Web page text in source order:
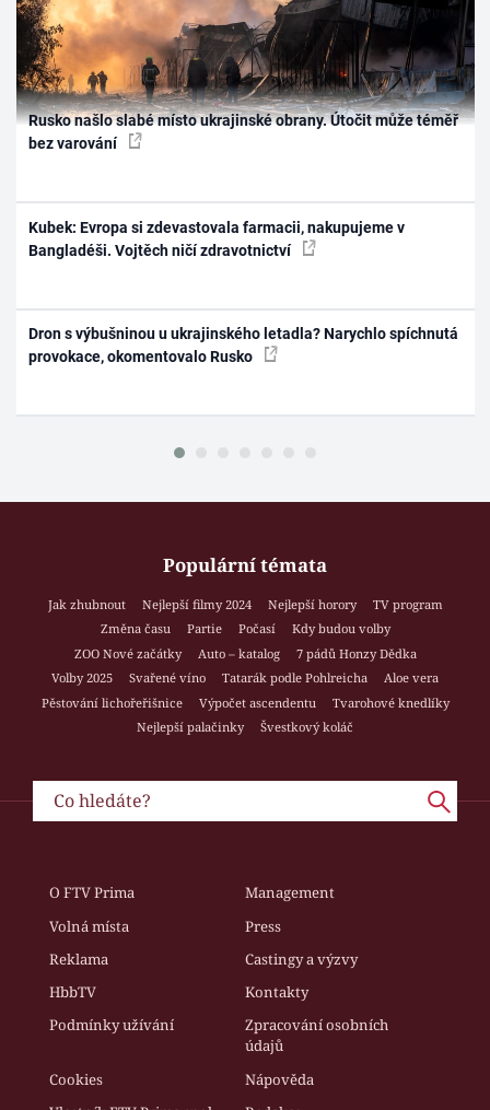
Rusko našlo slabé místo ukrajinské obrany. Útočit může téměř
bez varování
Kubek: Evropa si zdevastovala farmacii, nakupujeme v
Bangladéši. Vojtěch ničí zdravotnictví
Dron s výbušninou u ukrajinského letadla? Narychlo spíchnutá
provokace, okomentovalo Rusko
Populární témata
Jak zhubnout Nejlepší filmy 2024 Nejlepší horory
TV program
Změna času
Partie Počasí
Kdy budou volby
ZOO Nové začátky
Auto – katalog
7 pádů Honzy Dědka
Volby 2025
Svařené víno Tatarák podle Pohlreicha
Aloe vera
Pěstování lichořeřišnice
Výpočet ascendentu
Tvarohové knedlíky
Nejlepší palačinky
Švestkový koláč
O FTV Prima
Management
Volná místa
Press
Reklama
Castingy a výzvy
HbbTV
Kontakty
Podmínky užívání
Zpracování osobních
údajů
Cookies
Nápověda